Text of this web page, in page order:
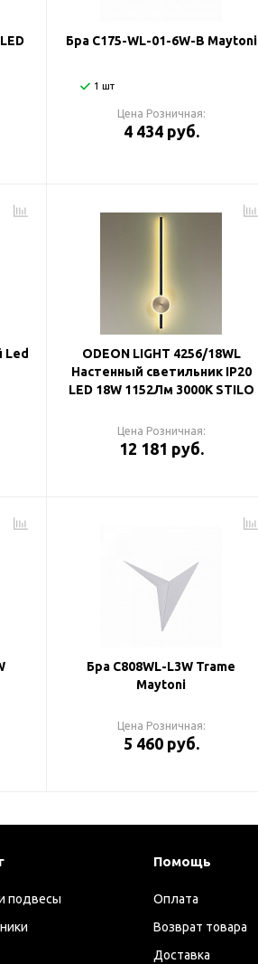
Бра C175-WL-01-6W-B Maytoni
1 шт
Цена Розничная:
4 434 руб.
Led
ODEON LIGHT 4256/18WL
Настенный светильник IP20
LED 18W 1152Лм 3000K STILO
Цена Розничная:
12 181 руб.
Бра C808WL-L3W Trame
Maytoni
Цена Розничная:
5 460 руб.
подвесы
Помощь
Оплата
Возврат товара
Доставка